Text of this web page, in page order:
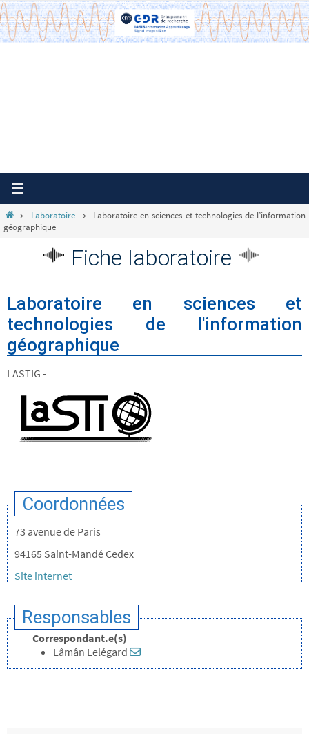
Passer
vers
le
HomeLaboratoire
Laboratoire en sciences et technologies de l’information
géographique
Fiche laboratoire
Laboratoire en sciences et
technologies de l'information
géographique
LASTIG -
Coordonnées
73 avenue de Paris
94165 Saint-Mandé Cedex
Site internet
Responsables
Correspondant.e(s)
Lâmân Lelégard